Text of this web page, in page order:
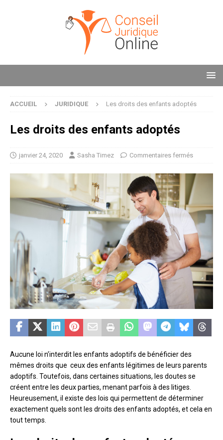
ACCUEIL JURIDIQUE Les droits des enfants adoptés
Les droits des enfants adoptés
janvier 24, 2020 Sasha Timez Commentaires fermés
Aucune loi n’interdit les enfants adoptifs de bénéficier des
mêmes droits que ceux des enfants légitimes de leurs parents
adoptifs. Toutefois, dans certaines situations, les doutes se
créent entre les deux parties, menant parfois à des litiges.
Heureusement, il existe des lois qui permettent de déterminer
exactement quels sont les droits des enfants adoptés, et cela en
tout temps.